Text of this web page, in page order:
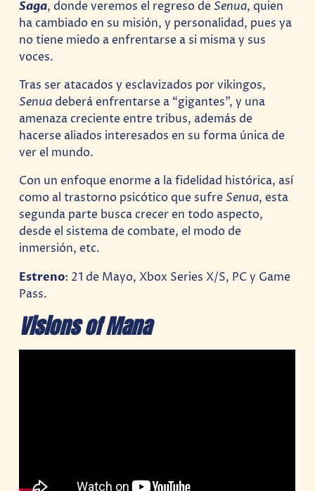
Saga, donde veremos el regreso de Senua, quien
ha cambiado en su misión, y personalidad, pues ya
no tiene miedo a enfrentarse a si misma y sus
voces.
Tras ser atacados y esclavizados por vikingos,
Senuadeberá enfrentarse a “gigantes”, y una
amenaza creciente entre tribus, además de
hacerse aliados interesados en su forma única de
ver el mundo.
Con un enfoque enorme a la fidelidad histórica, así
como al trastorno psicótico que sufre Senua, esta
segunda parte busca crecer en todo aspecto,
desde el sistema de combate, el modo de
inmersión, etc.
Estreno: 21 de Mayo, Xbox Series X/S, PC y Game
Pass.
Visions of Mana